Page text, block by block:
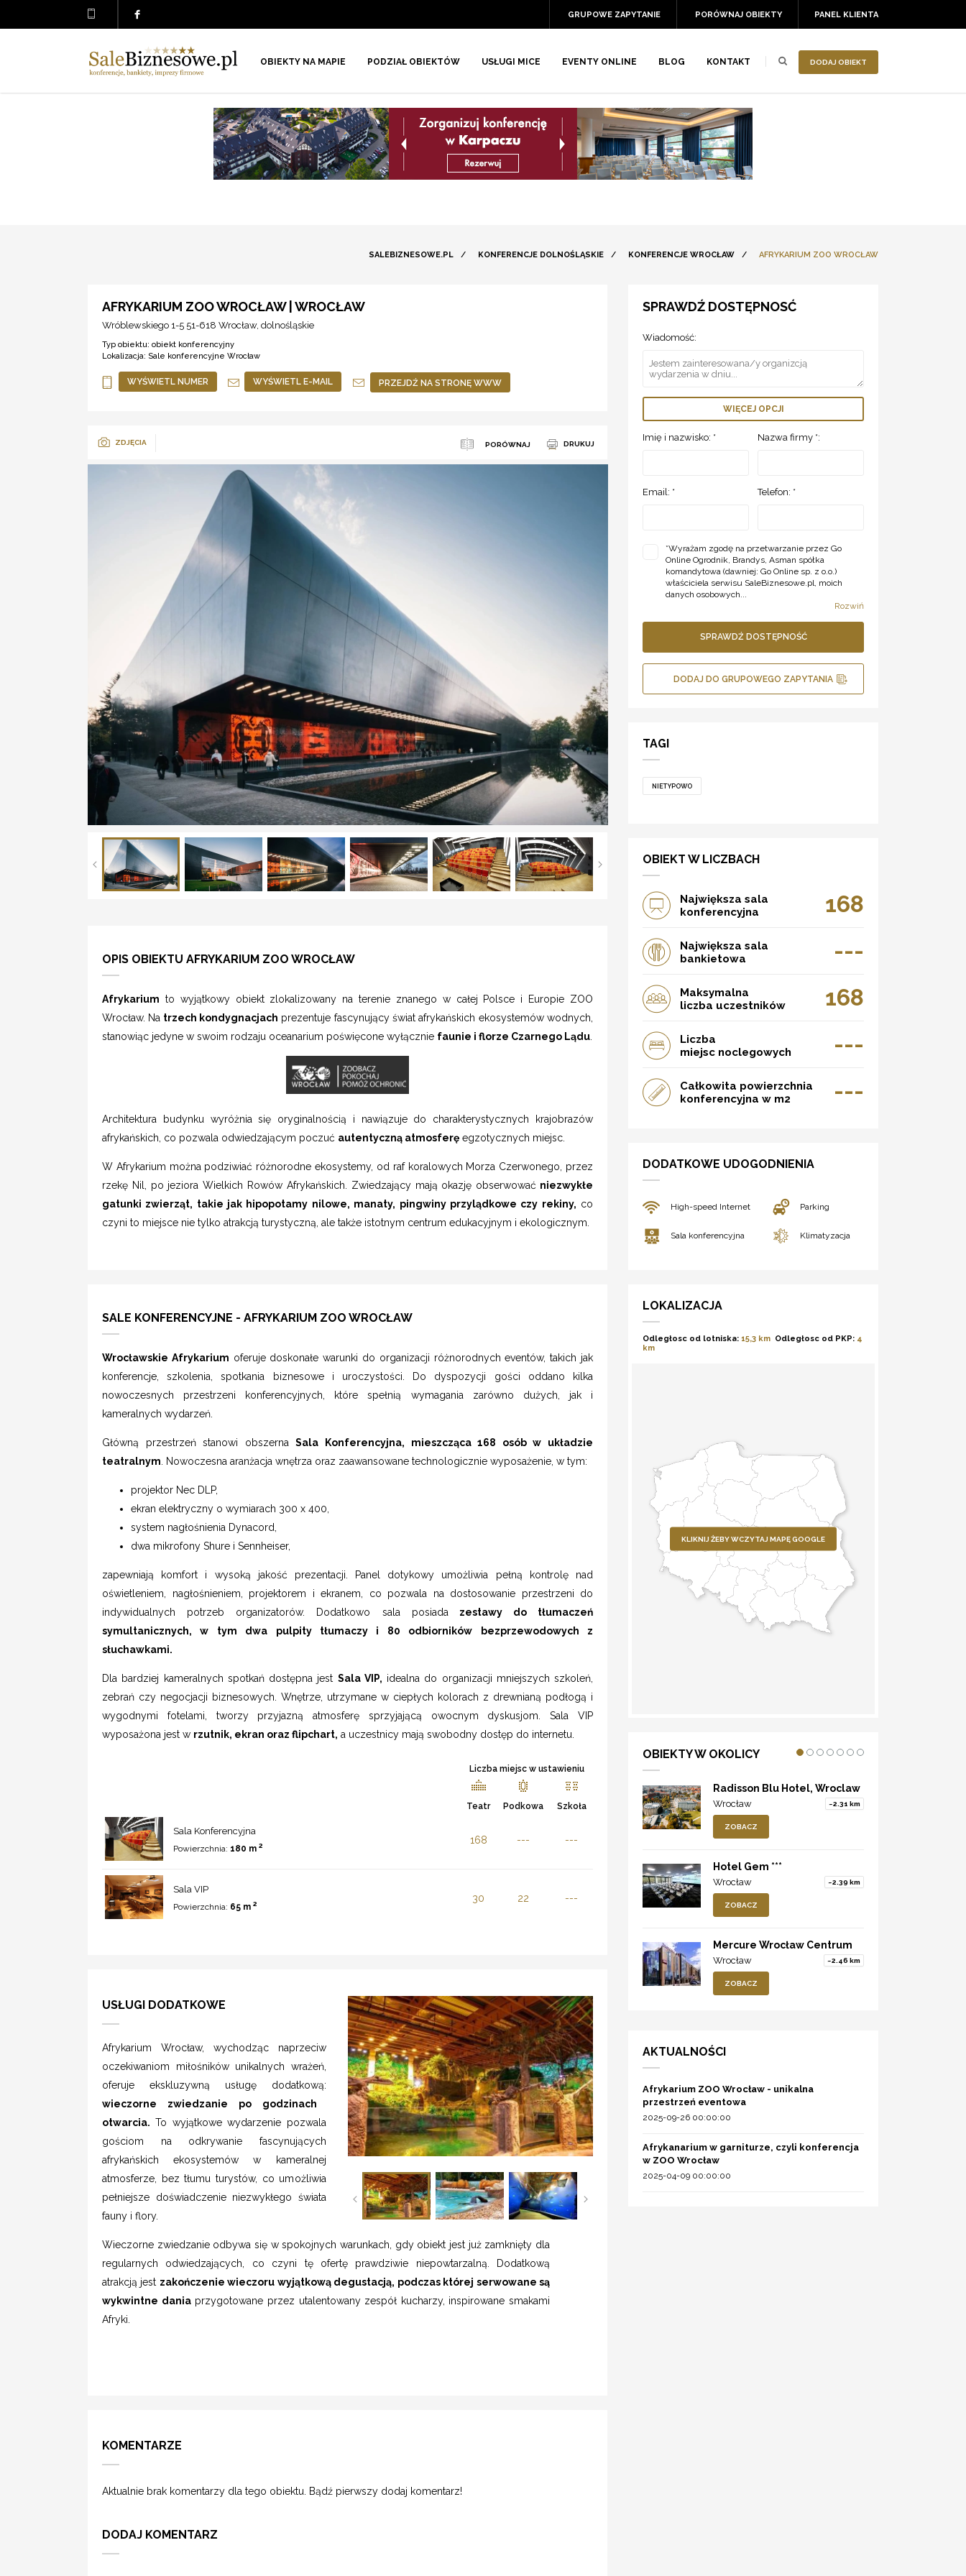
PANEL KLIENTA
PORÓWNAJ OBIEKTY
GRUPOWE ZAPYTANIE
DODAJ OBIEKT
OBIEKTY NA MAPIE PODZIAŁ OBIEKTÓW USŁUGI MICE EVENTY ONLINE BLOG KONTAKT
SALEBIZNESOWE.PL / KONFERENCJE DOLNOŚLĄSKIE / KONFERENCJE WROCŁAW / AFRYKARIUM ZOO WROCŁAW
AFRYKARIUM ZOO WROCŁAW | WROCŁAW
Wróblewskiego 1-5 51-618 Wrocław, dolnośląskie
Typ obiektu: obiekt konferencyjny
Lokalizacja: Sale konferencyjne Wrocław
WYŚWIETL NUMER WYŚWIETL E-MAIL PRZEJDŹ NA STRONĘ WWW
ZDJĘCIA PORÓWNAJ DRUKUJ
OPIS OBIEKTU AFRYKARIUM ZOO WROCŁAW
Afrykarium to wyjątkowy obiekt zlokalizowany na terenie znanego w całej Polsce i Europie ZOO
Wrocław. Na trzech kondygnacjach prezentuje fascynujący świat afrykańskich ekosystemów wodnych,
stanowiąc jedyne w swoim rodzaju oceanarium poświęcone wyłącznie faunie i florze Czarnego Lądu
Architektura budynku wyróżnia się oryginalnością i nawiązuje do charakterystycznych krajobrazów
afrykańskich, co pozwala odwiedzającym poczuć autentyczną atmosferę egzotycznych miejsc.
W Afrykarium można podziwiać różnorodne ekosystemy, od raf koralowych Morza Czerwonego, przez
rzekę Nil, po jeziora Wielkich Rowów Afrykańskich. Zwiedzający mają okazję obserwować niezwykłe
gatunki zwierząt, takie jak hipopotamy nilowe, manaty, pingwiny przylądkowe czy rekiny, co
czyni to miejsce nie tylko atrakcją turystyczną, ale także istotnym centrum edukacyjnym i ekologicznym.
SALE KONFERENCYJNE - AFRYKARIUM ZOO WROCŁAW
Wrocławskie Afrykarium oferuje doskonałe warunki do organizacji różnorodnych eventów, takich jak
konferencje, szkolenia, spotkania biznesowe i uroczystości. Do dyspozycji gości oddano kilka
nowoczesnych przestrzeni konferencyjnych, które spełnią wymagania zarówno dużych, jak i
kameralnych wydarzeń.
Główną przestrzeń stanowi obszernaSala Konferencyjna, mieszcząca 168 osób w układzie
teatralnym. Nowoczesna aranżacja wnętrza oraz zaawansowane technologicznie wyposażenie, w tym:
projektor Nec DLP,
ekran elektryczny o wymiarach 300 x 400,
system nagłośnienia Dynacord,
dwa mikrofony Shure i Sennheiser,
zapewniają komfort i wysoką jakość prezentacji. Panel dotykowy umożliwia pełną kontrolę nad
oświetleniem, nagłośnieniem, projektorem i ekranem, co pozwala na dostosowanie przestrzeni do
indywidualnych potrzeb organizatorów. Dodatkowo sala posiadazestawy do tłumaczeń
symultanicznych, w tym dwa pulpity tłumaczy i 80 odbiorników bezprzewodowych z
słuchawkami.
Dla bardziej kameralnych spotkań dostępna jest Sala VIP, idealna do organizacji mniejszych szkoleń,
zebrań czy negocjacji biznesowych. Wnętrze, utrzymane w ciepłych kolorach z drewnianą podłogą i
wygodnymi fotelami, tworzy przyjazną atmosferę sprzyjającą owocnym dyskusjom. Sala VIP
wyposażona jest w rzutnik, ekran oraz flipchart, a uczestnicy mają swobodny dostęp do internetu.
Liczba miejsc w ustawieniu
Teatr Podkowa Szkoła
Sala Konferencyjna
Powierzchnia: 180 m 2 168 --- ---
Sala VIP
Powierzchnia: 65 m 2 30 22 ---
USŁUGI DODATKOWE
Afrykarium Wrocław, wychodząc naprzeciw
oczekiwaniom miłośników unikalnych wrażeń,
oferuje ekskluzywną usługę dodatkową:
wieczorne zwiedzanie po godzinach
otwarcia. To wyjątkowe wydarzenie pozwala
gościom na odkrywanie fascynujących
afrykańskich ekosystemów w kameralnej
atmosferze, bez tłumu turystów, co umożliwia
pełniejsze doświadczenie niezwykłego świata
fauny i flory.
Wieczorne zwiedzanie odbywa się w spokojnych warunkach, gdy obiekt jest już zamknięty dla
regularnych odwiedzających, co czyni tę ofertę prawdziwie niepowtarzalną. Dodatkową
atrakcją jest zakończenie wieczoru wyjątkową degustacją, podczas której serwowane są
wykwintne daniaprzygotowane przez utalentowany zespół kucharzy, inspirowane smakami
Afryki.
KOMENTARZE
Aktualnie brak komentarzy dla tego obiektu. Bądź pierwszy dodaj komentarz!
DODAJ KOMENTARZ
SPRAWDŹ DOSTĘPNOSĆ
Wiadomość:
WIĘCEJ OPCJI
Imię i nazwisko: * Nazwa firmy *:
Email: * Telefon: *
*Wyrażam zgodę na przetwarzanie przez Go
Online Ogrodnik, Brandys, Asman spółka
komandytowa (dawniej: Go Online sp. z o.o.)
właściciela serwisu SaleBiznesowe.pl, moich
danych osobowych...
Rozwiń
SPRAWDŹ DOSTĘPNOŚĆ
DODAJ DO GRUPOWEGO ZAPYTANIA
TAGI
NIETYPOWO
OBIEKT W LICZBACH
Największa sala
konferencyjna
168
Największa sala
bankietowa
---
Maksymalna
liczba uczestników
168
Liczba
miejsc noclegowych
---
Całkowita powierzchnia
konferencyjna w m2
---
DODATKOWE UDOGODNIENIA
High-speed Internet Parking
Sala konferencyjna Klimatyzacja
LOKALIZACJA
Odległosc od lotniska: 15,3 km Odległosc od PKP: 4
km
KLIKNIJ ŻEBY WCZYTAJ MAPĘ GOOGLE
OBIEKTY W OKOLICY
Radisson Blu Hotel, Wroclaw
Wrocław ~2.31 km
ZOBACZ
Hotel Gem ***
Wrocław ~2.39 km
ZOBACZ
Mercure Wrocław Centrum
Wrocław ~2.46 km
ZOBACZ
AKTUALNOŚCI
Afrykarium ZOO Wrocław - unikalna
przestrzeń eventowa
2025-09-26 00:00:00
Afrykanarium w garniturze, czyli konferencja
w ZOO Wrocław
2025-04-09 00:00:00